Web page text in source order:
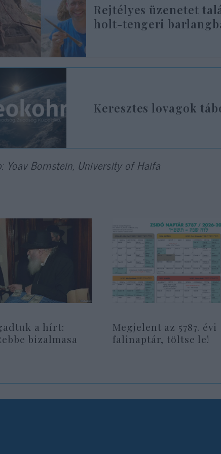
Rejtélyes üzenetet
holt-tengeri
Keresztes lovagok
Yoav Bornstein, University of Haifa
a hírt:
bizalmasa
Megjelent az 5787. évi
falinaptár, töltse le!